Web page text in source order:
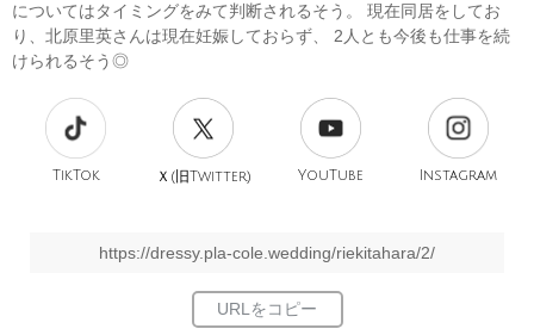
についてはタイミングをみて判断されるそう。 現在同居をしてお
り、北原里英さんは現在妊娠しておらず、 2人とも今後も仕事を続
けられるそう◎
TikTok Ｘ(旧Twitter) YouTube Instagram
https://dressy.pla-cole.wedding/riekitahara/2/